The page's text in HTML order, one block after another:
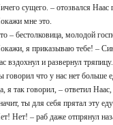
сущего. – отозвался Наас
мне это.
– бестолковица, молодой
я приказываю тебе! –
вздохнул и развернул
говорил что у нас нет больше
я так говорил, – ответил
ты для себя прятал эту
Нет! – раб даже отпрянул